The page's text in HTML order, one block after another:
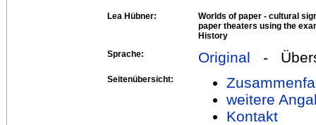
Lea Hübner:
Worlds of paper - cultural
paper theaters using the
History
Sprache:
Original -
Seitenübersicht:
weitere
Kontakt